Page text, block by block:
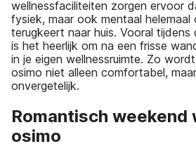
wellnessfaciliteiten zorgen ervoor
fysiek, maar ook mentaal helemaal
terugkeert naar huis. Vooral tijdens
is het heerlijk om na een frisse
in je eigen wellnessruimte. Zo
osimo niet alleen comfortabel,
onvergetelijk.
Romantisch weekend
osimo